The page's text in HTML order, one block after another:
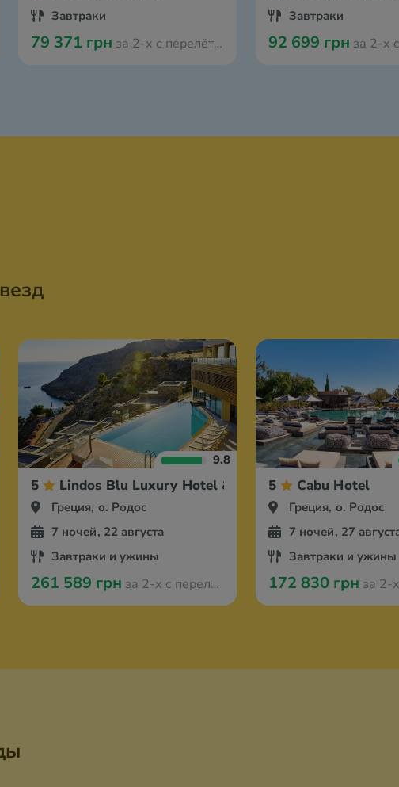
Завтраки
79 371 грн за 2-х с перелётом из Кракова
Завтраки
92 699 грн за 2-х с
9.8
5 Lindos Blu Luxury Hotel & Suites
Греция, о. Родос
7 ночей, 22 августа
Завтраки и ужины
261 589 грн за 2-х с перелётом из Кракова
5 Cabu Hotel
Греция, о. Родос
7 ночей, 27
Завтраки и ужины
172 830 грн за 2-х с